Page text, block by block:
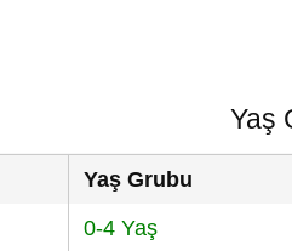
Yaş
Yaş Grubu
0-4 Yaş